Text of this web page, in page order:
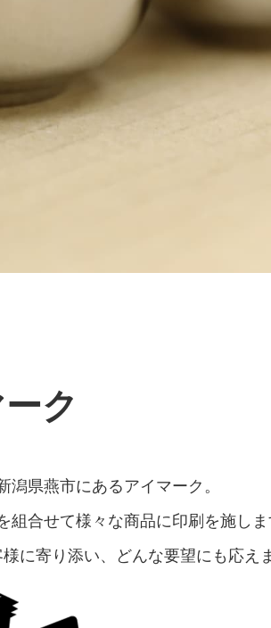
ク
県燕市にあるアイマーク。
合せて様々な商品に印刷を施しま
に寄り添い、どんな要望にも応え